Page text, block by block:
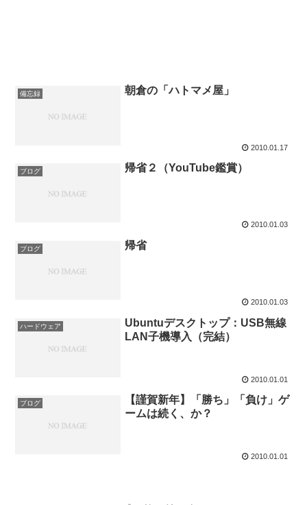
備忘録 朝倉の「ハトマメ屋」
2010.01.17
ブログ 帰省２（YouTube鑑賞）
2010.01.03
ブログ 帰省
2010.01.03
ハードウェア
Ubuntuデスクトップ：USB無線
LAN子機導入（完結）
2010.01.01
ブログ
【謹賀新年】「勝ち」「負け」ゲ
ームは続く、か？
2010.01.01